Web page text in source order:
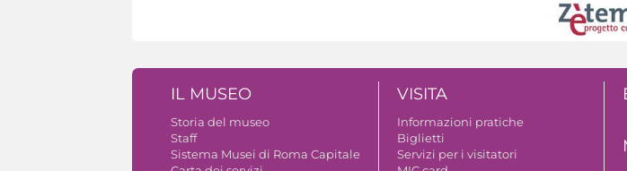
IL MUSEO
Storia del museo
Staff
Sistema Musei di Roma Capitale
VISITA
Informazioni pratiche
Biglietti
Servizi per i visitatori